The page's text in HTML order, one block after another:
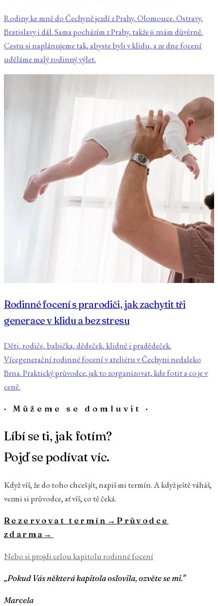
Rodiny ke mně do Čechyně jezdí z Prahy, Olomouce, Ostravy,
Bratislavy i dál. Sama pocházím z Prahy, takže ji znám důvěrně.
Cestu si naplánujeme tak, abyste byli v klidu, a ze dne focení
uděláme malý rodinný výlet.
Rodinné focení s prarodiči, jak zachytit tři
generace v klidu a bez stresu
Děti, rodiče, babička, dědeček, klidně i pradědeček.
Vícegenerační rodinné focení v ateliéru v Čechyni nedaleko
Brna. Praktický průvodce, jak to zorganizovat, kde fotit a co je v
ceně.
· Můžeme se domluvit ·
Líbí se ti, jak fotím?
Pojď se podívat víc.
Když víš, že do toho chceš jít, napiš mi termín. A když ještě váháš,
vezmi si průvodce, ať víš, co tě čeká.
Rezervovat termín →Průvodce
zdarma →
Nebo si projdi celou kapitolu rodinné focení
„Pokud Vás některá kapitola oslovila, ozvěte se mi."
Marcela